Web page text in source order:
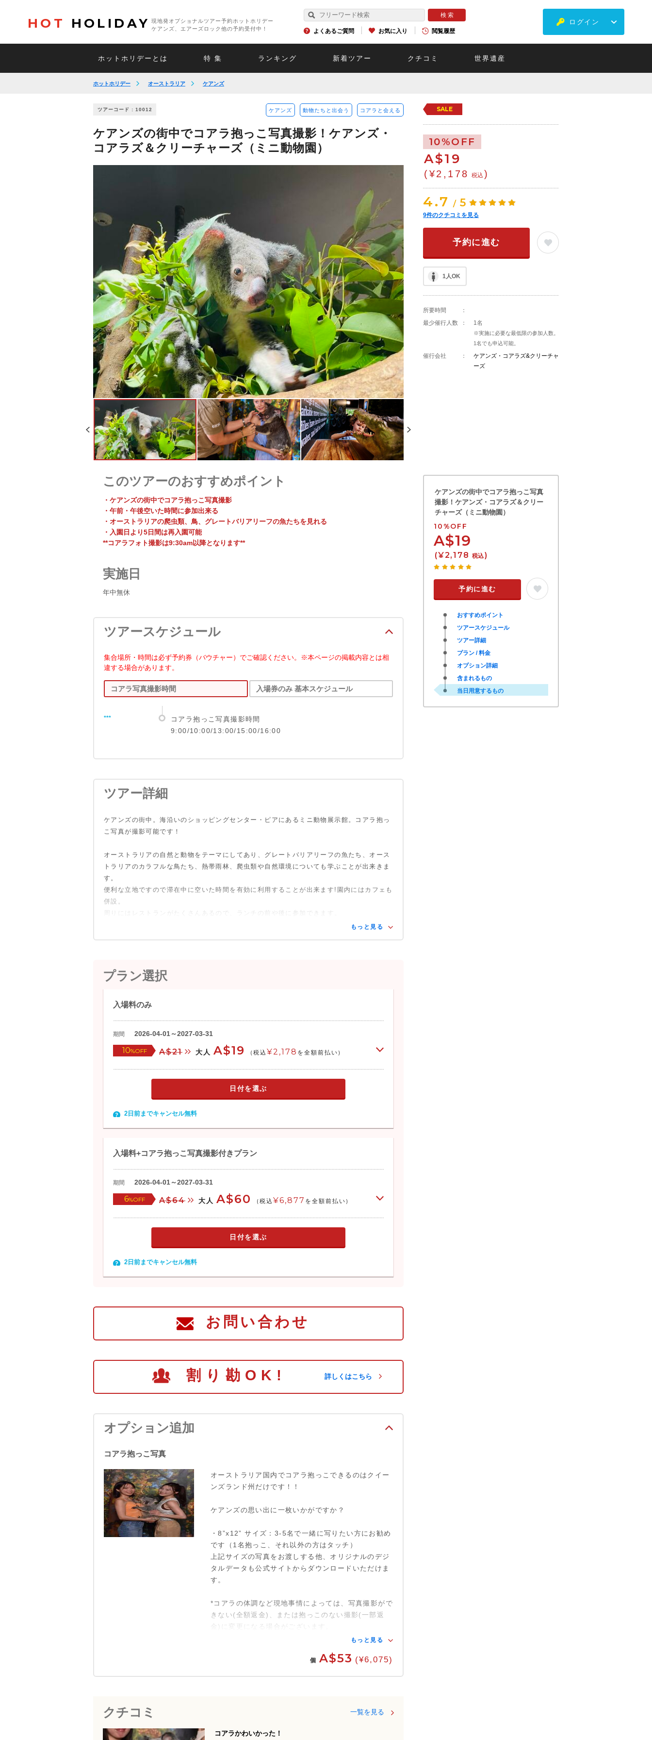
HOT HOLIDAY
現地発オプショナルツアー予約ホットホリデー
ケアンズ、エアーズロック他の予約受付中！
よくあるご質問 お気に入り 閲覧履歴
ログイン
ホットホリデーとは 特 集 ランキング 新着ツアー クチコミ 世界遺産
ホットホリデー オーストラリア ケアンズ
ツアーコード : 10012 ケアンズ 動物たちと出会う コアラと会える
ケアンズの街中でコアラ抱っこ写真撮影！ケアンズ・
コアラズ＆クリーチャーズ（ミニ動物園）
SALE
10%OFF
A$19
(¥2,178 税込 )
4.7 / 5
9件のクチコミを見る
予約に進む
1人OK
所要時間
：
最少催行人数
： 1名
※実施に必要な最低限の参加人数。
1名でも申込可能。
催行会社 ：
ケアンズ・コアラズ&クリーチャ
ーズ
このツアーのおすすめポイント
・ケアンズの街中でコアラ抱っこ写真撮影
・午前・午後空いた時間に参加出来る
・オーストラリアの爬虫類、鳥、グレートバリアリーフの魚たちを見れる
・入園日より5日間は再入園可能
**コアラフォト撮影は9:30am以降となります**
実施日
年中無休
ツアースケジュール
集合場所・時間は必ず予約券（バウチャー）でご確認ください。※本ページの掲載内容とは相
違する場合があります。
コアラ写真撮影時間
***
コアラ抱っこ写真撮影時間
9:00/10:00/13:00/15:00/16:00
入場券のみ 基本スケジュール
ツアー詳細
ケアンズの街中。海沿いのショッピングセンター・ピアにあるミニ動物展示館。コアラ抱っ
こ写真が撮影可能です！
オーストラリアの自然と動物をテーマにしてあり、グレートバリアリーフの魚たち、オース
トラリアのカラフルな鳥たち、熱帯雨林、爬虫類や自然環境についても学ぶことが出来きま
す。
便利な立地ですので滞在中に空いた時間を有効に利用することが出来ます!園内にはカフェも
併設。
周りにはレストランがたくさんあるので、ランチの前や後に参加できます。
もっと見る
プラン選択
入場料のみ
期間 2026-04-01～2027-03-31
10%OFF A$21 大人 A$19 (税込 ¥2,178 を全額前払い)
日付を選ぶ
2日前までキャンセル無料
入場料+コアラ抱っこ写真撮影付きプラン
期間 2026-04-01～2027-03-31
6%OFF A$64 大人 A$60 (税込 ¥6,877 を全額前払い)
日付を選ぶ
2日前までキャンセル無料
お問い合わせ
割り勘OK! 詳しくはこちら
オプション追加
コアラ抱っこ写真
オーストラリア国内でコアラ抱っこできるのはクイー
ンズランド州だけです！！
ケアンズの思い出に一枚いかがですか？
・8”x12” サイズ：3-5名で一緒に写りたい方にお勧め
です（1名抱っこ、それ以外の方はタッチ）
上記サイズの写真をお渡しする他、オリジナルのデジ
タルデータも公式サイトからダウンロードいただけま
す。
*コアラの体調など現地事情によっては、写真撮影がで
きない(全額返金)、または抱っこのない撮影(一部返
金)に変更になる場合がございます。
もっと見る
個 A$53 (¥6,075)
クチコミ 一覧を見る
コアラかわいかった！
ケアンズの街中でコアラ抱っこ写真
撮影！ケアンズ・コアラズ＆クリー
チャーズ（ミニ動物園）
10%OFF
A$19
(¥2,178 税込)
予約に進む
おすすめポイント
ツアースケジュール
ツアー詳細
プラン / 料金
オプション詳細
含まれるもの
当日用意するもの